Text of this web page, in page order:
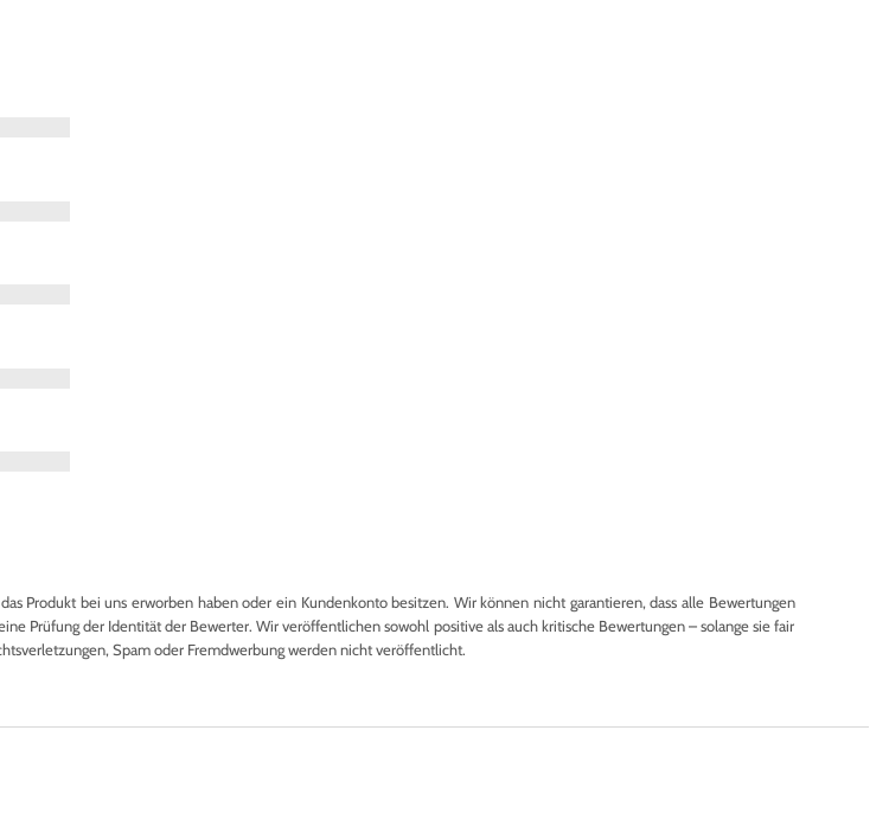
Produkt bei uns erworben haben oder ein Kundenkonto besitzen. Wir können nicht garantieren, dass alle Bewertungen
Prüfung der Identität der Bewerter. Wir veröffentlichen sowohl positive als auch kritische Bewertungen – solange sie fair
Spam oder Fremdwerbung werden nicht veröffentlicht.